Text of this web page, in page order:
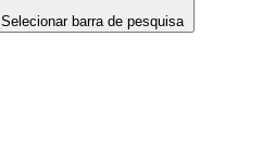
Selecionar barra de pesquisa